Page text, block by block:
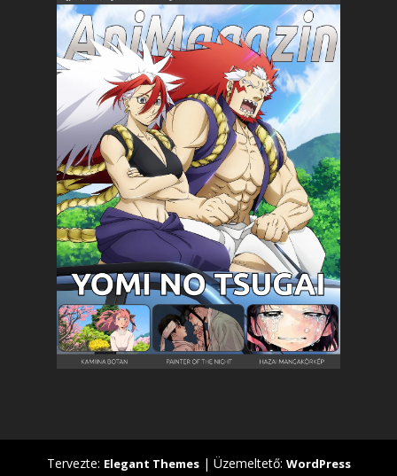
Tervezte: Elegant Themes| Üzemeltető: WordPress